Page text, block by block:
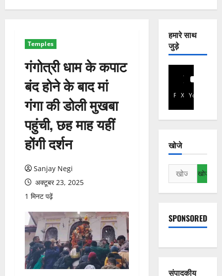
Temples
गंगोत्री धाम के कपाट
बंद होने के बाद मां
गंगा की डोली मुखबा
पहुंची, छह माह यहीं
होंगी दर्शन
Sanjay Negi
अक्टूबर 23, 2025
1 मिनट पढ़ें
हमारे साथ
जुड़े
Facebook
X YouTube
खोजे
निम्न
को
खोजें:
SPONSORED
संपादकीय